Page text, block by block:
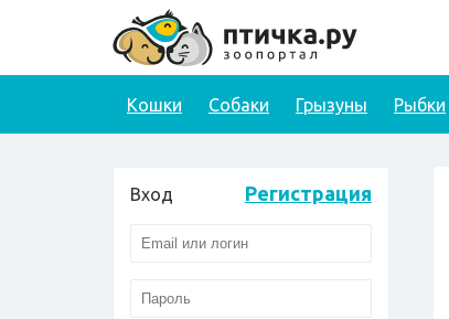
Кошки Собаки Грызуны Рыбки
Вход Регистрация